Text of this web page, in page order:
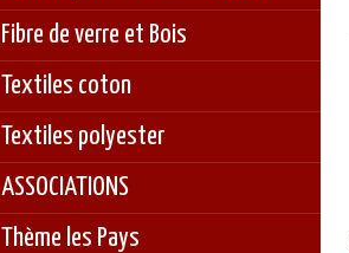
Fibre de verre et Bois
Textiles coton
Textiles polyester
ASSOCIATIONS
Thème les Pays